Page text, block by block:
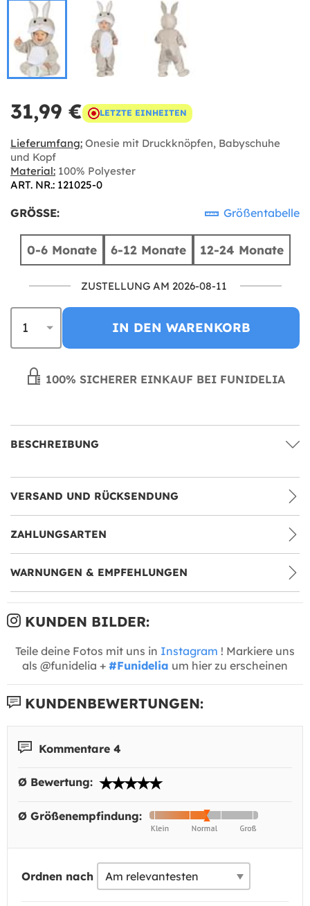
31,99 € LETZTE EINHEITEN
Lieferumfang: Onesie mit Druckknöpfen, Babyschuhe
und Kopf
Material: 100% Polyester
ART. NR.: 121025-0
GRÖSSE: Größentabelle
0-6 Monate 6-12 Monate 12-24 Monate
ZUSTELLUNG AM 2026-08-11
IN DEN WARENKORB
100% SICHERER EINKAUF BEI FUNIDELIA
BESCHREIBUNG
VERSAND UND RÜCKSENDUNG
ZAHLUNGSARTEN
WARNUNGEN & EMPFEHLUNGEN
KUNDEN BILDER:
Teile deine Fotos mit uns in Instagram ! Markiere uns
als @funidelia + #Funidelia um hier zu erscheinen
KUNDENBEWERTUNGEN:
Kommentare 4
Ø Bewertung:
Ø Größenempfindung:
Ordnen nach